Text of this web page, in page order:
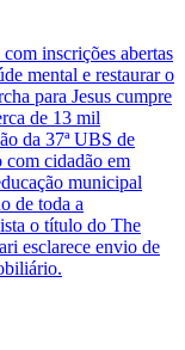
inscrições abertas
mental e restaurar o
para Jesus cumpre
de 13 mil
da 37ª UBS de
cidadão em
municipal
de toda a
o título do The
esclarece envio de